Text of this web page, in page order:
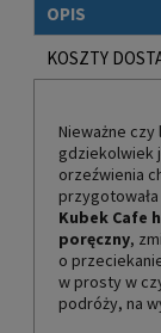
OPIS
KOSZTY
CENA NIE
Nieważne
gdziekolwiek
orzeźwienia
Kubek Cafe
poręczny,
o
w prosty w
podróży, na